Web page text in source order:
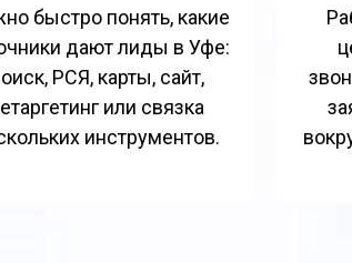
быстро понять, какие
дают лиды в Уфе:
РСЯ, карты, сайт,
или связка
инструментов.